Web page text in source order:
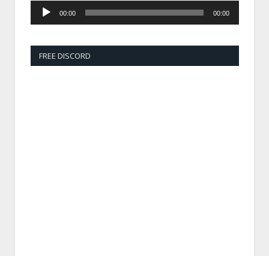
00:00 00:00
FREE DISCORD